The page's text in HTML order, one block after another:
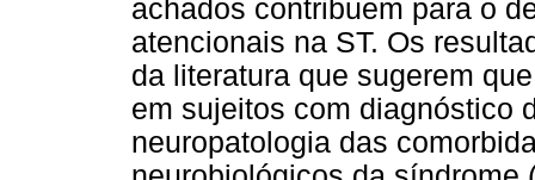
achados contribuem para o
atencionais na ST. Os
da literatura que sugerem
em sujeitos com diagnóstico
neuropatologia das